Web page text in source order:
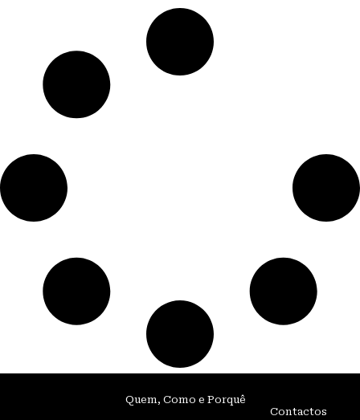
Quem, Como e Porquê
Contactos